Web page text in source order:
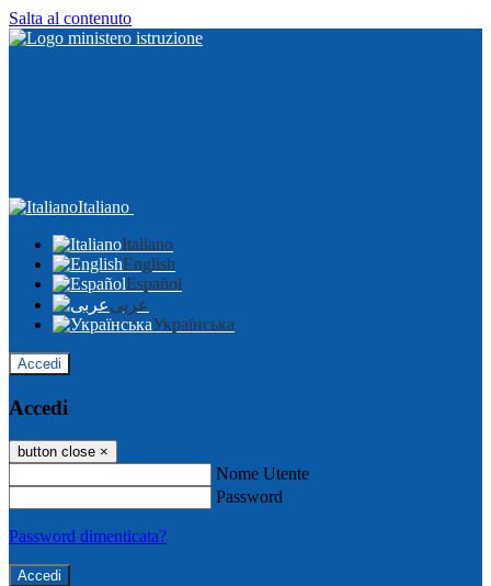
Salta al contenuto
Italiano
Italiano
English
Español
عربى
Українська
Accedi
Accedi
button close ×
Nome Utente
Password
Password dimenticata?